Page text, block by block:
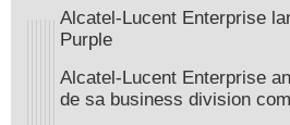
Alcatel-Lucent Enterprise
Purple
Alcatel-Lucent Enterprise
de sa business division